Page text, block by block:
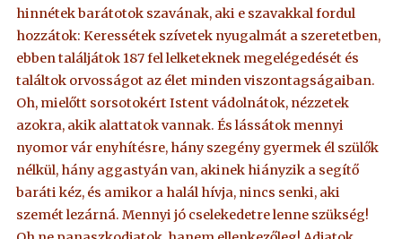
hinnétek barátotok szavának, aki e szavakkal fordul
hozzátok: Keressétek szívetek nyugalmát a szeretetben,
ebben találjátok 187 fel lelketeknek megelégedését és
találtok orvosságot az élet minden viszontagságaiban.
Oh, mielőtt sorsotokért Istent vádolnátok, nézzetek
azokra, akik alattatok vannak. És lássátok mennyi
nyomor vár enyhítésre, hány szegény gyermek él szülők
nélkül, hány aggastyán van, akinek hiányzik a segítő
baráti kéz, és amikor a halál hívja, nincs senki, aki
szemét lezárná. Mennyi jó cselekedetre lenne szükség!